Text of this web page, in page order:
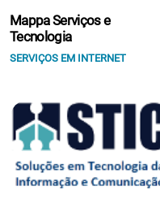
Mappa Serviços e
Tecnologia
SERVIÇOS EM INTERNET